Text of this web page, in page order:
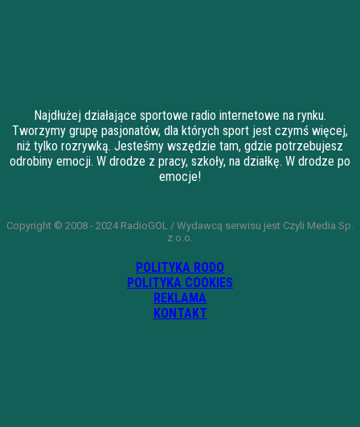
Najdłużej działające sportowe radio internetowe na rynku.
Tworzymy grupę pasjonatów, dla których sport jest czymś więcej,
niż tylko rozrywką. Jesteśmy wszędzie tam, gdzie potrzebujesz
odrobiny emocji. W drodze z pracy, szkoły, na działkę. W drodze po
emocje!
Copyright © 2008 - 2024 RadioGOL / Wydawcą serwisu jest Czyli Media Sp.
z o.o.
POLITYKA RODO
POLITYKA COOKIES
REKLAMA
KONTAKT